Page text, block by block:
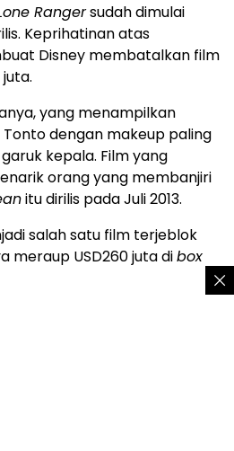
Rangersudah dimulai
Keprihatinan atas
Disney membatalkan film
yang menampilkan
dengan makeup paling
kepala. Film yang
orang yang membanjiri
itu dirilis pada Juli 2013.
salah satu film terjeblok
meraup USD260 juta dibox